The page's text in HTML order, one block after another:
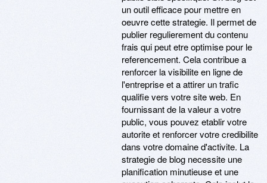
un outil efficace pour mettre en
oeuvre cette strategie. Il permet de
publier regulierement du contenu
frais qui peut etre optimise pour le
referencement. Cela contribue a
renforcer la visibilite en ligne de
l'entreprise et a attirer un trafic
qualifie vers votre site web. En
fournissant de la valeur a votre
public, vous pouvez etablir votre
autorite et renforcer votre credibilite
dans votre domaine d'activite. La
strategie de blog necessite une
planification minutieuse et une